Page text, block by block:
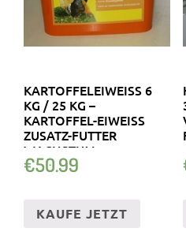
KARTOFFELEIWEISS 6 K
G / 25 KG – K
ARTOFFEL-EIWEISS ZU
SATZ-FUTTER WA
CHSTUM LE
GELEISTUNG
€50.99
KAUFE JETZT